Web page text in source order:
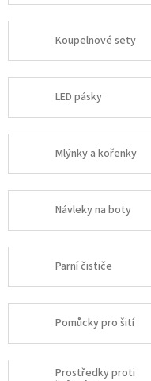
Koupelnové sety
LED pásky
Mlýnky a kořenky
Návleky na boty
Parní čističe
Pomůcky pro šití
Prostředky proti